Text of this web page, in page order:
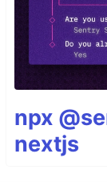
npx
nextjs